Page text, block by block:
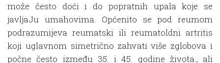
može često doći i do popratnih upala koje se
javljaJu umahovima. Općenito se pod reumom
podrazumijeva reumatski ili reumatoldni artritis
koji uglavnom simetrično zahvati više zglobova i
počne često između 35. i 45. godine života., ali